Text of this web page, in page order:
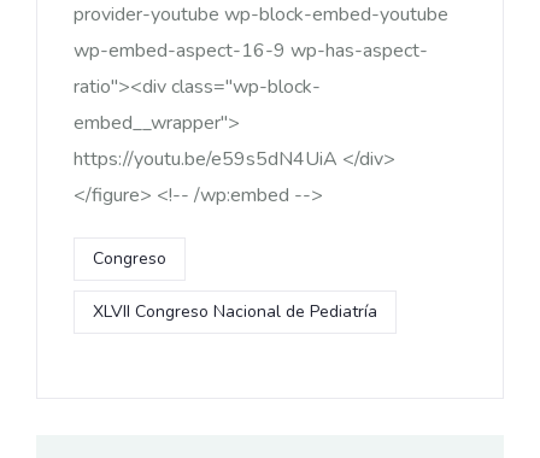
provider-youtube wp-block-embed-youtube
wp-embed-aspect-16-9 wp-has-aspect-
ratio"><div class="wp-block-
embed__wrapper">
https://youtu.be/e59s5dN4UiA </div>
</figure> <!-- /wp:embed -->
Congreso
XLVII Congreso Nacional de Pediatría